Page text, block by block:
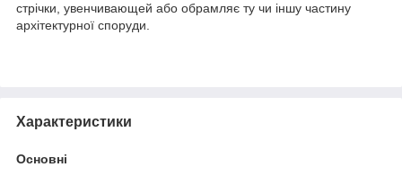
стрічки, увенчивающей або обрамляє ту чи іншу частину
архітектурної споруди.
Характеристики
Основні